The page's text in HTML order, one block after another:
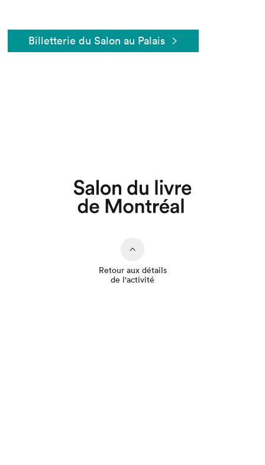
Billetterie du Salon au Palais
Retour aux détails
de l'activité